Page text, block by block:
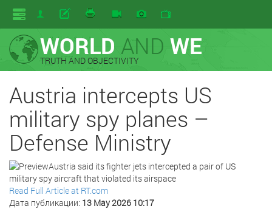
WORLD AND WE
TRUTH AND OBJECTIVITY
Austria intercepts US
military spy planes –
Defense Ministry
Austria said its fighter jets intercepted a pair of US
military spy aircraft that violated its airspace
Read Full Article at RT.com
Дата публикации: 13 May 2026 10:17